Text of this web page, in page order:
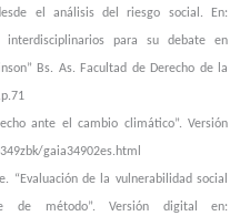
el análisis del riesgo social. En:
interdisciplinarios para su debate en
Bs. As. Facultad de Derecho de la
ante el cambio climático”. Versión
gaia34902es.html
“Evaluación de la vulnerabilidad social
de método”. Versión digital en: